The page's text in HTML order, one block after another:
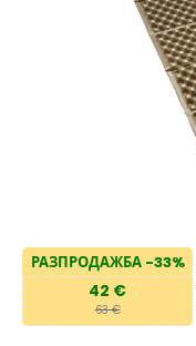
РАЗПРОДАЖБА -33%
42 €
63 €